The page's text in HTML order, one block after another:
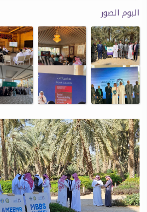
البوم الصور